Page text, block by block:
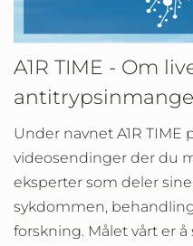
A1R TIME - Om
Under navnet A1R
videosendinger der du
eksperter som deler
sykdommen,
forskning. Målet vårt er